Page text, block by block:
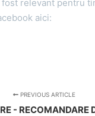
fost relevant pentru
aici:
PREVIOUS ARTICLE
- RECOMANDARE